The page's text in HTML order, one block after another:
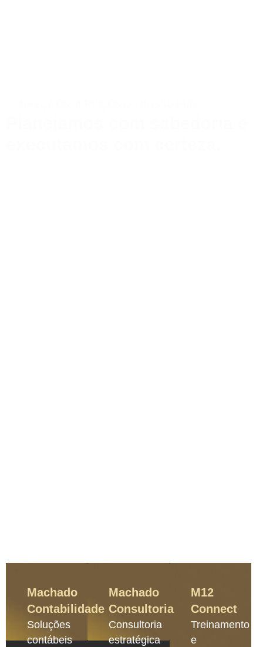
Machado
Contabilidade
Soluções
contábeis
Machado
Consultoria
Consultoria
estratégica
M12
Connect
Treinamento
e